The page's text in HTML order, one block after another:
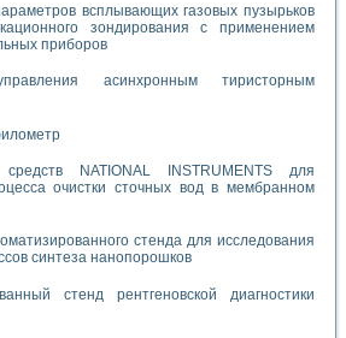
всплывающих газовых пузырьков
зондирования с применением
приборов
асинхронным тиристорным
NATIONAL INSTRUMENTS для
очистки сточных вод в мембранном
стенда для исследования
синтеза нанопорошков
стенд рентгеновской диагностики